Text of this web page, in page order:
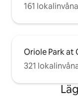
161
Oriole Park at
321